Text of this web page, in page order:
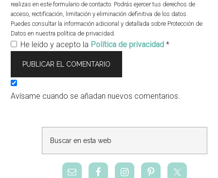
realizas en este formulario de contacto. Podrás ejercer tus derechos de
acceso, rectificación, limitación y eliminación definitiva de los datos.
Puedes consultar la información adicional y detallada sobre Protección de
Datos en nuestra política de privacidad.
He leído y acepto la Política de privacidad*
Avísame cuando se añadan nuevos comentarios.
lateral
primaria